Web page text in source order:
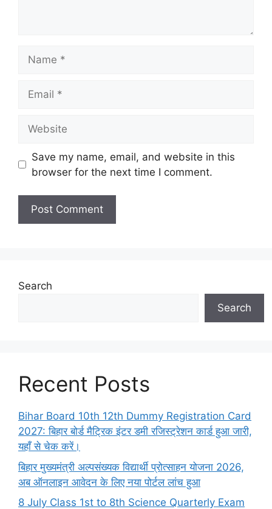
Save my name, email, and website in this
browser for the next time I comment.
Search
Search
Recent Posts
Bihar Board 10th 12th Dummy Registration Card
2027: बिहार बोर्ड मैट्रिक इंटर डमी रजिस्ट्रेशन कार्ड हुआ जारी,
यहाँ से चेक करें।
बिहार मुख्यमंत्री अल्पसंख्यक विद्यार्थी प्रोत्साहन योजना 2026,
अब ऑनलाइन आवेदन के लिए नया पोर्टल लांच हुआ
8 July Class 1st to 8th Science Quarterly Exam